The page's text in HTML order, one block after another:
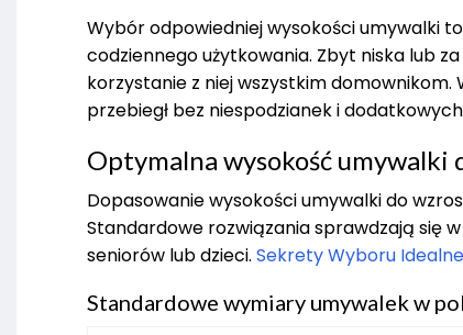
Wybór odpowiedniej wysokości umywalki
codziennego użytkowania. Zbyt niska lub
korzystanie z niej wszystkim
przebiegł bez niespodzianek i
Optymalna wysokość
Dopasowanie wysokości umywalki do
Standardowe rozwiązania sprawdzają się
seniorów lub dzieci. Sekrety Wyboru
Standardowe wymiary umywalek w